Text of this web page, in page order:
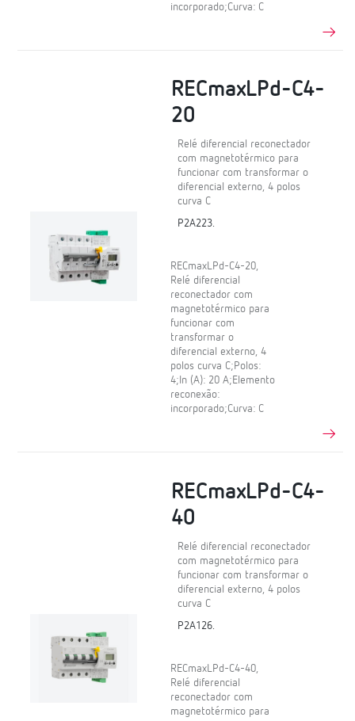
incorporado;Curva: C
RECmaxLPd-C4-
20
Relé diferencial reconectador
com magnetotérmico para
funcionar com transformar o
diferencial externo, 4 polos
curva C
P2A223.
RECmaxLPd-C4-20,
Relé diferencial
reconectador com
magnetotérmico para
funcionar com
transformar o
diferencial externo, 4
polos curva C;Polos:
4;In (A): 20 A;Elemento
reconexão:
incorporado;Curva: C
RECmaxLPd-C4-
40
Relé diferencial reconectador
com magnetotérmico para
funcionar com transformar o
diferencial externo, 4 polos
curva C
P2A126.
RECmaxLPd-C4-40,
Relé diferencial
reconectador com
magnetotérmico para